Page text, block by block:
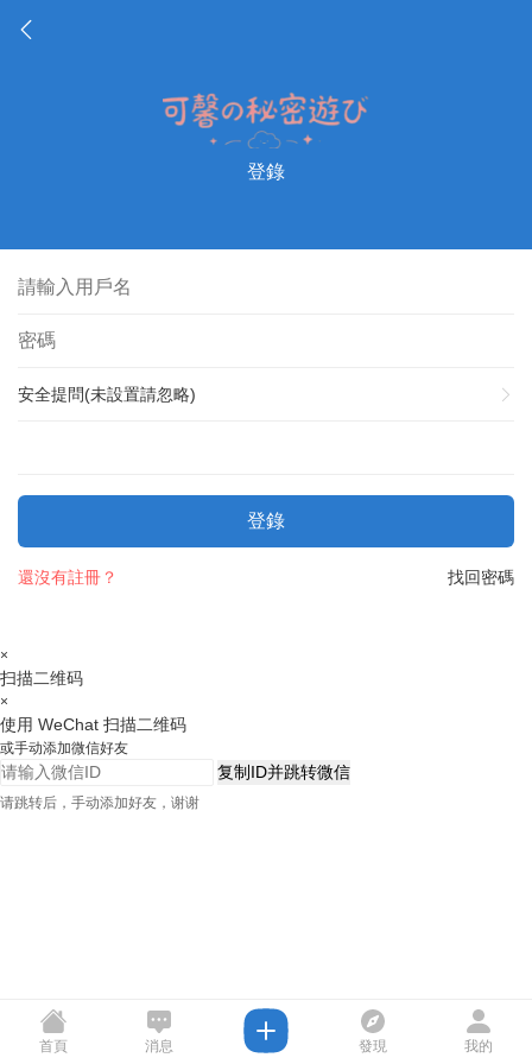
登錄
安全提問(未設置請忽略)
登錄
找回密碼
還沒有註冊？
×
扫描二维码
×
使用 WeChat 扫描二维码
或手动添加微信好友
复制ID并跳转微信
请跳转后，手动添加好友，谢谢
首頁 消息 發現 我的